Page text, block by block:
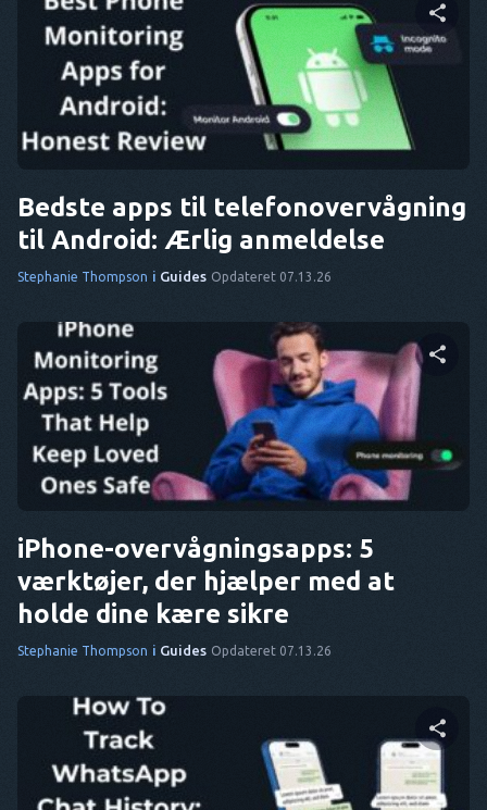
Del denne artikel
Bedste apps til telefonovervågning
til Android: Ærlig anmeldelse
Stephanie Thompson i Guides Opdateret 07.13.26
Del denne artikel
Twitter Facebook Kopier link
iPhone-overvågningsapps: 5
værktøjer, der hjælper med at
holde dine kære sikre
Stephanie Thompson i Guides Opdateret 07.13.26
Del denne artikel